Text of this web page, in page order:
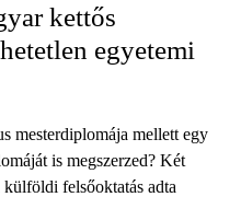
kettős
egyetemi
mesterdiplomája mellett egy
is megszerzed? Két
külföldi felsőoktatás adta